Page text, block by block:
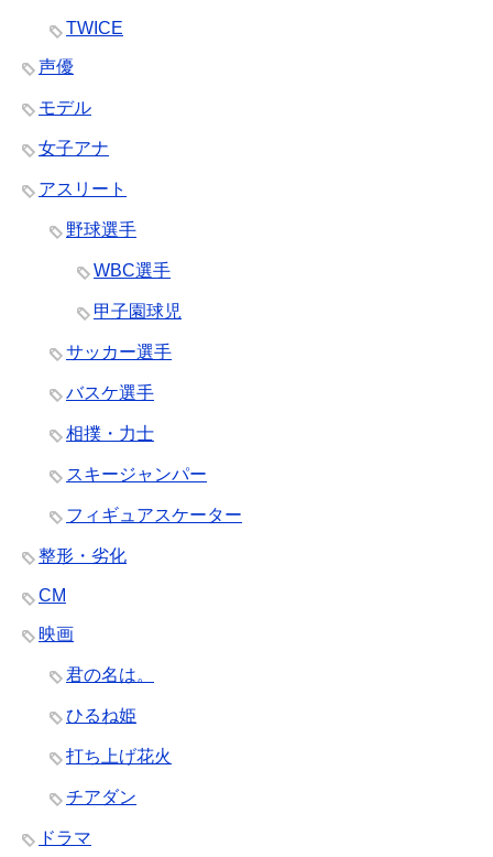
TWICE
声優
モデル
女子アナ
アスリート
野球選手
WBC選手
甲子園球児
サッカー選手
バスケ選手
相撲・力士
スキージャンパー
フィギュアスケーター
整形・劣化
CM
映画
君の名は。
ひるね姫
打ち上げ花火
チアダン
ドラマ